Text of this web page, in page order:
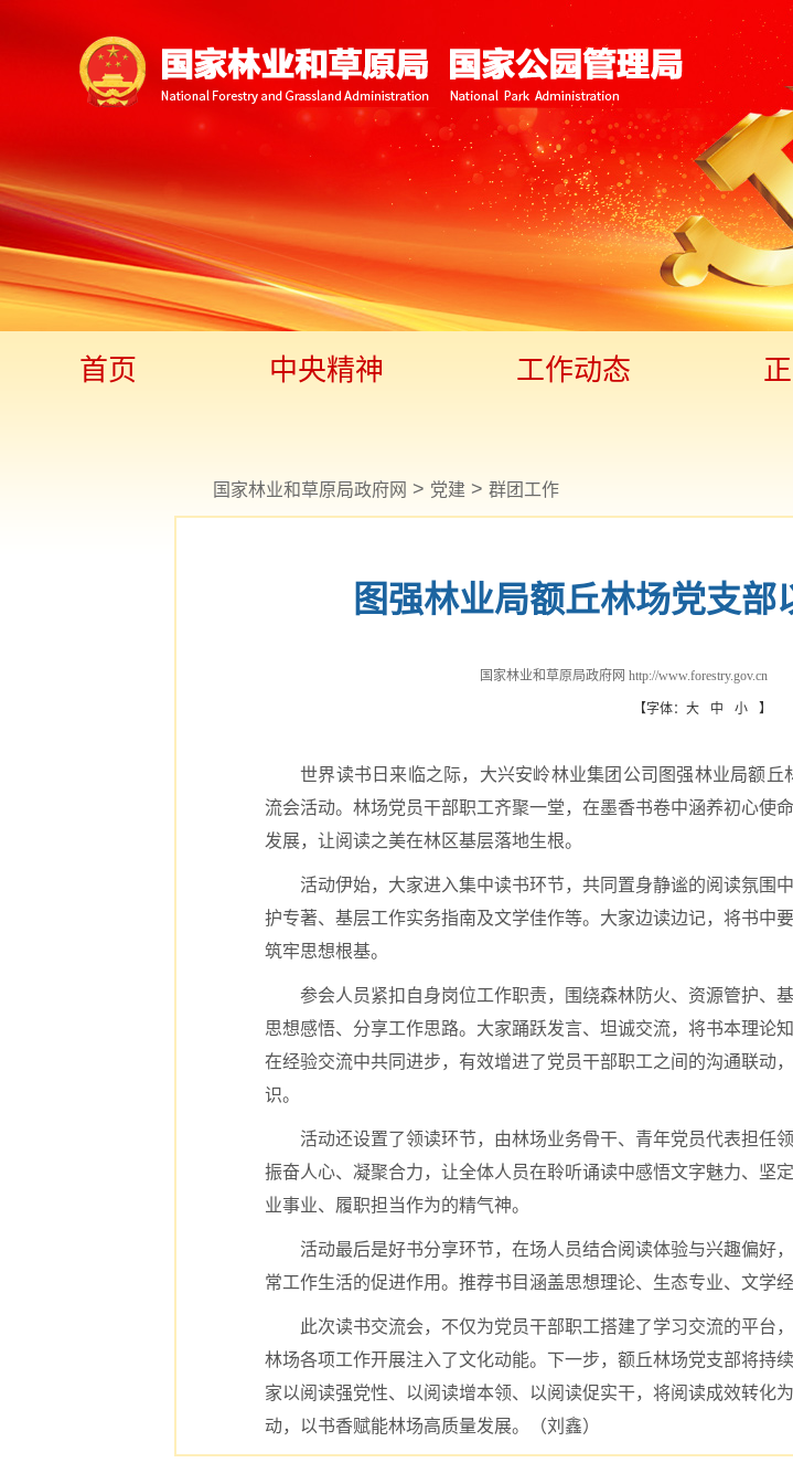
首页 中央精神 工作动态
国家林业和草原局政府网 > 党建 > 群团工作
图强林业局额丘林场党支部
国家林业和草原局政府网 http://www.forestry.gov.cn
【字体： 大 中 小 】
世界读书日来临之际，大兴安岭林业集团公司图强林业局额丘
流会活动。林场党员干部职工齐聚一堂，在墨香书卷中涵养初心使
发展，让阅读之美在林区基层落地生根。
活动伊始，大家进入集中读书环节，共同置身静谧的阅读氛围
护专著、基层工作实务指南及文学佳作等。大家边读边记，将书中
筑牢思想根基。
参会人员紧扣自身岗位工作职责，围绕森林防火、资源管护、
思想感悟、分享工作思路。大家踊跃发言、坦诚交流，将书本理论
在经验交流中共同进步，有效增进了党员干部职工之间的沟通联动
识。
活动还设置了领读环节，由林场业务骨干、青年党员代表担任
振奋人心、凝聚合力，让全体人员在聆听诵读中感悟文字魅力、坚
业事业、履职担当作为的精气神。
活动最后是好书分享环节，在场人员结合阅读体验与兴趣偏好
常工作生活的促进作用。推荐书目涵盖思想理论、生态专业、文学
此次读书交流会，不仅为党员干部职工搭建了学习交流的平台
林场各项工作开展注入了文化动能。下一步，额丘林场党支部将持
家以阅读强党性、以阅读增本领、以阅读促实干，将阅读成效转化
动，以书香赋能林场高质量发展。
（刘鑫）